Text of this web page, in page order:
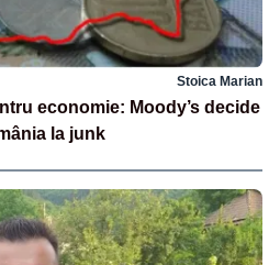
Stoica Marian
economie: Moody’s decide
la junk